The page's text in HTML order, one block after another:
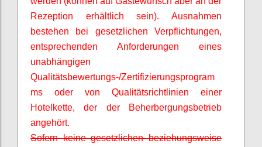
Rezeption erhältlich sein). Ausnahmen
bestehen bei gesetzlichen Verpflichtungen,
entsprechenden Anforderungen eines
unabhängigen
Qualitätsbewertungs-/Zertifizierungsprogram
ms oder von Qualitätsrichtlinien einer
Hotelkette, der der Beherbergungsbetrieb
angehört.
Sofern keine gesetzlichen beziehungsweise